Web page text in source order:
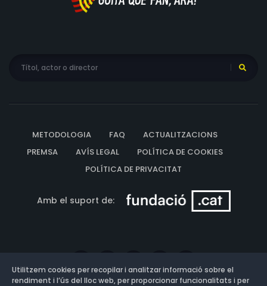
METODOLOGIA FAQ
ACTUALITZACIONS
PREMSA
AVÍS LEGAL
POLÍTICA DE COOKIES
POLÍTICA DE PRIVACITAT
Amb el suport de:
Utilitzem cookies per recopilar i analitzar informació sobre el
rendiment i l’ús del lloc web, per proporcionar funcionalitats i per